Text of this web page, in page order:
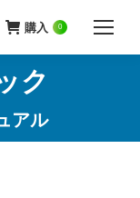
購入 0
ク
アル